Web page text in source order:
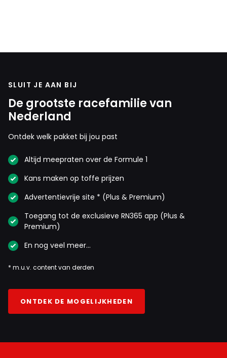
SLUIT JE AAN BIJ
De grootste racefamilie van
Nederland
Ontdek welk pakket bij jou past
Altijd meepraten over de Formule 1
Kans maken op toffe prijzen
Advertentievrije site * (Plus & Premium)
Toegang tot de exclusieve RN365 app (Plus &
Premium)
En nog veel meer…
* m.u.v. content van derden
ONTDEK DE MOGELIJKHEDEN